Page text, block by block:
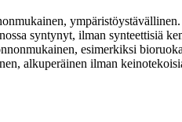
ympäristöystävällinen.
syntynyt, ilman synteettisiä
esimerkiksi
alkuperäinen ilman